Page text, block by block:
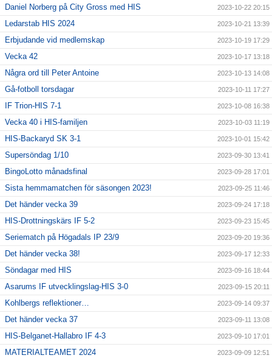
Daniel Norberg på City Gross med HIS 2023-10-22 20:15
Ledarstab HIS 2024 2023-10-21 13:39
Erbjudande vid medlemskap 2023-10-19 17:29
Vecka 42 2023-10-17 13:18
Några ord till Peter Antoine 2023-10-13 14:08
Gå-fotboll torsdagar 2023-10-11 17:27
IF Trion-HIS 7-1 2023-10-08 16:38
Vecka 40 i HIS-familjen 2023-10-03 11:19
HIS-Backaryd SK 3-1 2023-10-01 15:42
Supersöndag 1/10 2023-09-30 13:41
BingoLotto månadsfinal 2023-09-28 17:01
Sista hemmamatchen för säsongen 2023! 2023-09-25 11:46
Det händer vecka 39 2023-09-24 17:18
HIS-Drottningskärs IF 5-2 2023-09-23 15:45
Seriematch på Högadals IP 23/9 2023-09-20 19:36
Det händer vecka 38! 2023-09-17 12:33
Söndagar med HIS 2023-09-16 18:44
Asarums IF utvecklingslag-HIS 3-0 2023-09-15 20:11
Kohlbergs reflektioner… 2023-09-14 09:37
Det händer vecka 37 2023-09-11 13:08
HIS-Belganet-Hallabro IF 4-3 2023-09-10 17:01
MATERIALTEAMET 2024 2023-09-09 12:51